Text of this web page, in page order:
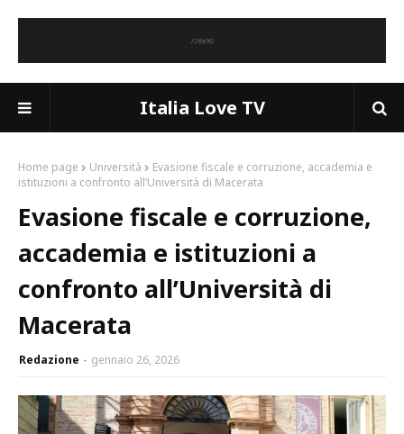
Italia Love TV
Home page Università
Evasione fiscale e corruzione, accademia e
istituzioni a confronto all’Università di Macerata
Evasione fiscale e corruzione,
accademia e istituzioni a
confronto all’Università di
Macerata
Redazione gennaio 26, 2026